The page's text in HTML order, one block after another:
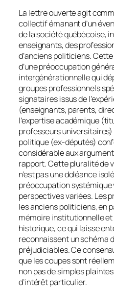
La lettre ouverte agit
collectif émanant d’un
de la société québécoise,
enseignants, des
d’anciens politiciens.
d’une préoccupation
intergénérationnelle qui
groupes professionnels
signataires issus de
(enseignants, parents,
l’expertise académique
professeurs universitaires)
politique (ex-députés)
considérable aux
rapport. Cette pluralité de
n’est pas une doléance
préoccupation systémique
perspectives variées. Les
les anciens politiciens, en
mémoire institutionnelle
historique, ce qui laisse
reconnaissent un schéma
préjudiciables. Ce
que les coupes sont
non pas de simples
d’intérêt particulier.